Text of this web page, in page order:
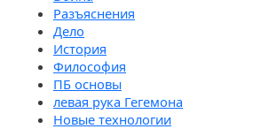
Разъяснения
Дело
История
Философия
ПБ основы
левая рука Гегемона
Новые технологии